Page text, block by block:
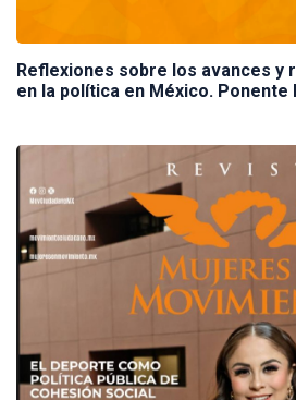
Reflexiones sobre los avances y
en la política en México. Ponente